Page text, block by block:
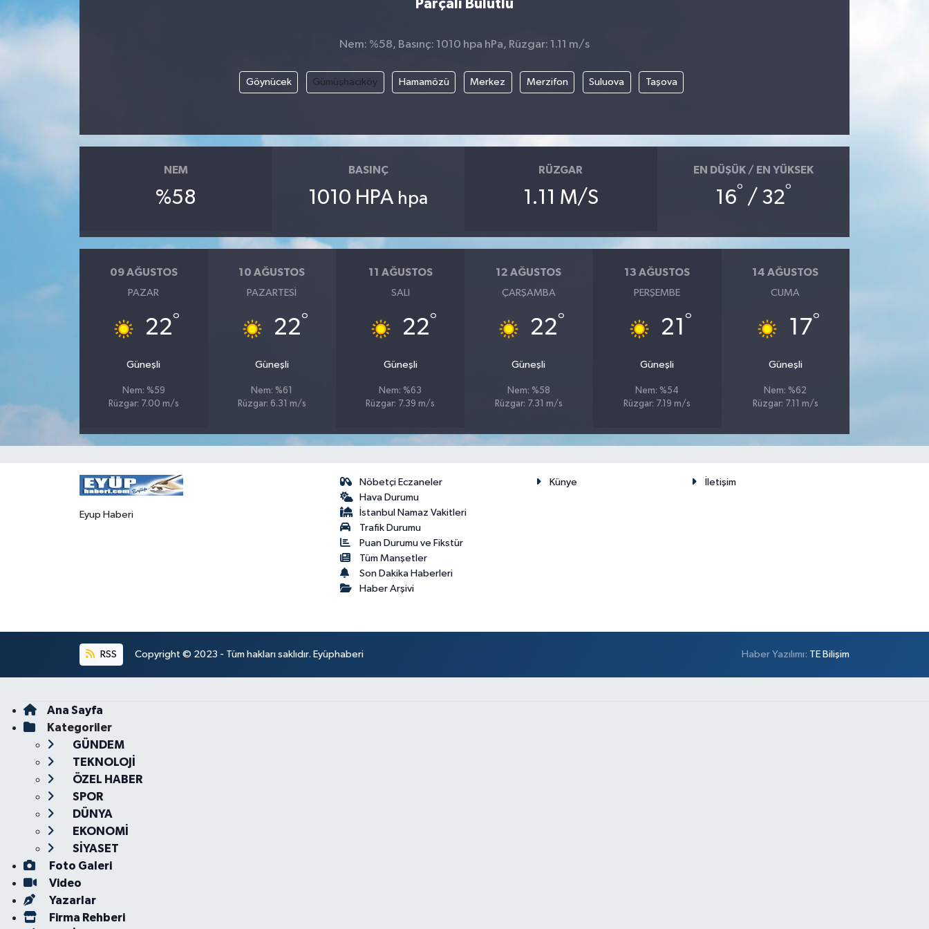
Parçalı Bulutlu
Nem: %58, Basınç: 1010 hpa hPa, Rüzgar: 1.11 m/s
Göynücek Gümüşhacıköy Hamamözü Merkez Merzifon Suluova Taşova
NEM
%58
BASINÇ
1010 HPA hpa
RÜZGAR
1.11 M/S
EN DÜŞÜK / EN YÜKSEK
16° / 32°
09 AĞUSTOS
PAZAR
22°
Güneşli
Nem: %59
Rüzgar: 7.00 m/s
10 AĞUSTOS
PAZARTESI
22°
Güneşli
Nem: %61
Rüzgar: 6.31 m/s
11 AĞUSTOS
SALI
22°
Güneşli
Nem: %63
Rüzgar: 7.39 m/s
12 AĞUSTOS
ÇARŞAMBA
22°
Güneşli
Nem: %58
Rüzgar: 7.31 m/s
13 AĞUSTOS
PERŞEMBE
21 °
Güneşli
Nem: %54
Rüzgar: 7.19 m/s
14 AĞUSTOS
CUMA
17°
Güneşli
Nem: %62
Rüzgar: 7.11 m/s
Eyup Haberi
Nöbetçi Eczaneler
Hava Durumu
İstanbul Namaz Vakitleri
Trafik Durumu
Puan Durumu ve Fikstür
Tüm Manşetler
Son Dakika Haberleri
Haber Arşivi
Künye İletişim
RSS Copyright © 2023 - Tüm hakları saklıdır. Eyüphaberi Haber Yazılımı: TE Bilişim
Ana Sayfa
Kategoriler
GÜNDEM
TEKNOLOJİ
ÖZEL HABER
SPOR
DÜNYA
EKONOMİ
SİYASET
Foto Galeri
Video
Yazarlar
Firma Rehberi